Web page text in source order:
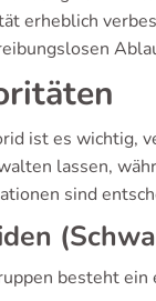
erheblich
ist es wichtig,
lassen,
sind
besteht